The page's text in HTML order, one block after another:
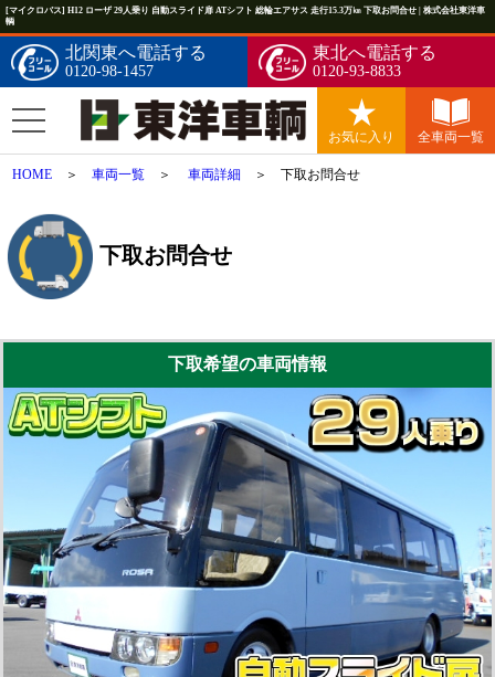
[マイクロバス] H12 ローザ 29人乗り 自動スライド扉 ATシフト 総輪エアサス 走行15.3万㎞ 下取お問合せ | 株式会社東洋車
輌
北関東へ電話する
0120-98-1457
東北へ電話する
0120-93-8833
お気に入り 全車両一覧
HOME ＞車両一覧 ＞車両詳細 ＞ 下取お問合せ
下取お問合せ
下取希望の車両情報